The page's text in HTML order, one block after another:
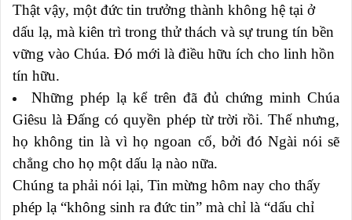
Thật vậy, một đức tin trưởng thành không hệ tại ở
dấu lạ, mà kiên trì trong thử thách và sự trung tín bền
vững vào Chúa. Đó mới là điều hữu ích cho linh hồn
tín hữu.
Những phép lạ kể trên đã đủ chứng minh Chúa
Giêsu là Đấng có quyền phép từ trời rồi. Thế nhưng,
họ không tin là vì họ ngoan cố, bởi đó Ngài nói sẽ
chẳng cho họ một dấu lạ nào nữa.
Chúng ta phải nói lại, Tin mừng hôm nay cho thấy
phép lạ “không sinh ra đức tin” mà chỉ là “dấu chỉ